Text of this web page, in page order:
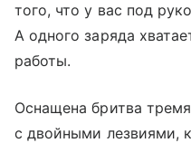
того, что у вас под
А одного заряда
работы.
Оснащена бритва
с двойными лезвиями,